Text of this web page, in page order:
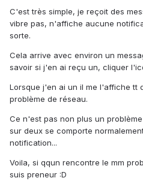
C'est très simple, je reçoit des
vibre pas, n'affiche aucune
sorte.
Cela arrive avec environ un
savoir si j'en ai reçu un, cliquer
Lorsque j'en ai un il me l'affiche tt
problème de réseau.
Ce n'est pas non plus un
sur deux se comporte
notification...
Voila, si qqun rencontre le mm
suis preneur :D